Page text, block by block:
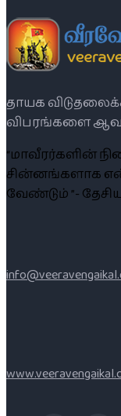
தாயக
விபரங்களை
“மாவீரர்களின்
சின்னங்களாக
வேண்டும் ”-